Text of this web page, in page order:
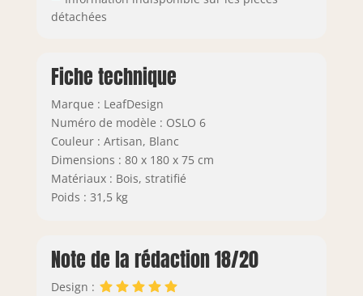
détachées
Fiche technique
Marque : LeafDesign
Numéro de modèle : OSLO 6
Couleur : Artisan, Blanc
Dimensions : 80 x 180 x 75 cm
Matériaux : Bois, stratifié
Poids : 31,5 kg
Note de la rédaction 18/20
Design :